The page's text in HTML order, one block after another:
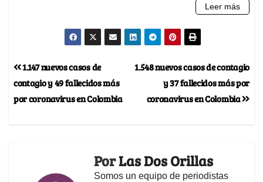
1.548 nuevos casos de contagio
y 37 fallecidos más por
coronavirus en Colombia
1.147 nuevos casos de
contagio y 49 fallecidos más
por coronavirus en Colombia
PorLas Dos Orillas
Somos un equipo de periodistas